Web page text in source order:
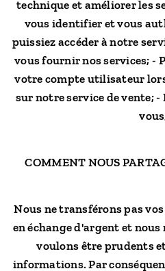
technique et améliorer les
vous identifier et vous
puissiez accéder à notre
vous fournir nos services; -
votre compte utilisateur
sur notre service de vente;
COMMENT NOUS
Nous ne transférons pas
en échange d'argent et
voulons être prudents
informations. Par